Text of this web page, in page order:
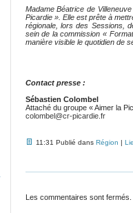
Madame Béatrice de
Picardie ». Elle est prête à
régionale, lors des Sessions,
sein de la commission «
manière visible le quotidien de
Contact presse :
Sébastien Colombel
Attaché du groupe « Aimer la
colombel@cr-picardie.fr
11:31 Publié dans Région
Les commentaires sont fermés.